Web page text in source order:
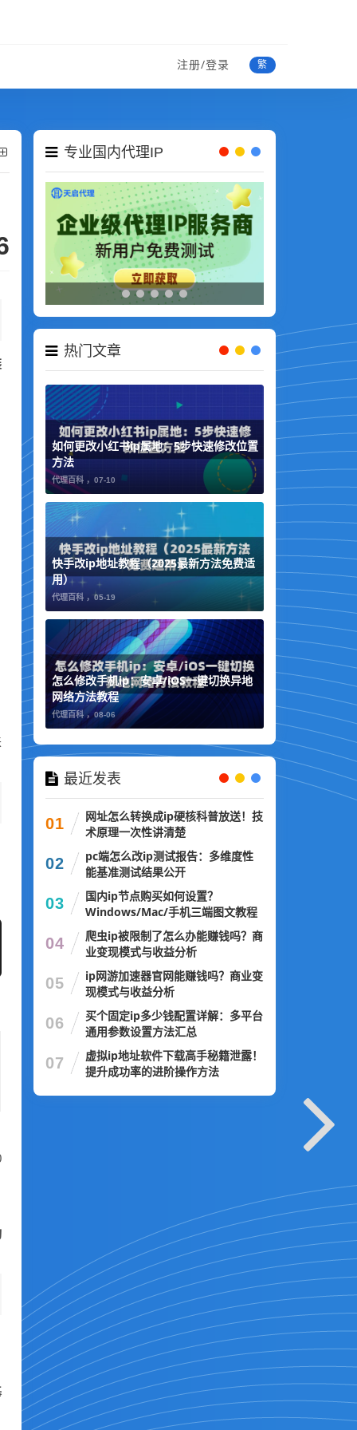
注册/登录 繁
专业国内代理IP
热门文章
如何更改小红书ip属地：5步快速修改位置
方法
代理百科 ， 07-10
快手改ip地址教程（2025最新方法免费适
用）
代理百科 ，05-19
怎么修改手机ip：安卓/iOS一键切换异地
网络方法教程
代理百科 ，08-06
最近发表
01
网址怎么转换成ip硬核科普放送！技
术原理一次性讲清楚
02
pc端怎么改ip测试报告：多维度性
能基准测试结果公开
03
国内ip节点购买如何设置？
Windows/Mac/手机三端图文教程
04
爬虫ip被限制了怎么办能赚钱吗？商
业变现模式与收益分析
05
ip网游加速器官网能赚钱吗？商业变
现模式与收益分析
06
买个固定ip多少钱配置详解：多平台
通用参数设置方法汇总
07
虚拟ip地址软件下载高手秘籍泄露！
提升成功率的进阶操作方法